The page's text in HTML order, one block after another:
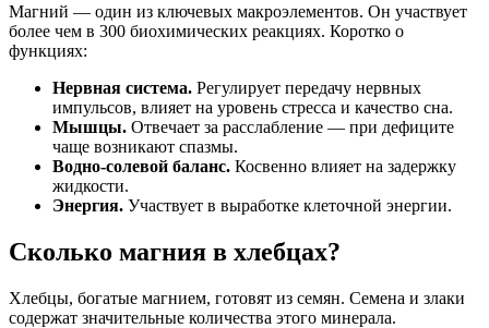
Магний — один из ключевых макроэлементов. Он участвует
более чем в 300 биохимических реакциях. Коротко о
функциях:
Нервная система. Регулирует передачу нервных
импульсов, влияет на уровень стресса и качество сна.
Мышцы. Отвечает за расслабление — при дефиците
чаще возникают спазмы.
Водно-солевой баланс. Косвенно влияет на задержку
жидкости.
Энергия. Участвует в выработке клеточной энергии.
Сколько магния в хлебцах?
Хлебцы, богатые магнием, готовят из семян. Семена и злаки
содержат значительные количества этого минерала.